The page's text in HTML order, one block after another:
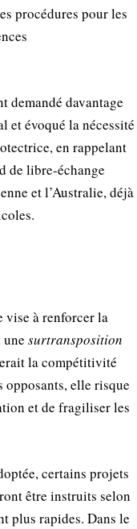
procédures pour les
demandé davantage
et évoqué la nécessité
en rappelant
de libre-échange
et l’Australie, déjà
vise à renforcer la
surtransposition
la compétitivité
opposants, elle risque
et de fragiliser les
certains projets
être instruits selon
plus rapides. Dans le